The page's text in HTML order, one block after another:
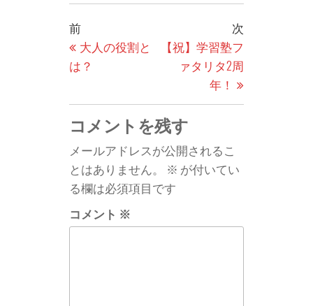
投
稿
ナ
ビ
ゲ
ー
シ
ョ
ン
過
去
の
稿
前
大人の役割と
は？
稿
次
【祝】学習塾フ
ァタリタ2周
年！
コメントを残す
メールアドレスが公開されるこ
とはありません。
※ が付いてい
る欄は必須項目です
コメント ※